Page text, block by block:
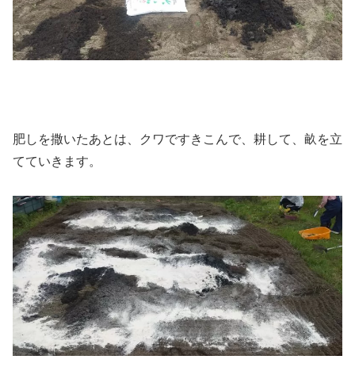
肥しを撒いたあとは、クワですきこんで、耕して、畝を立
てていきます。